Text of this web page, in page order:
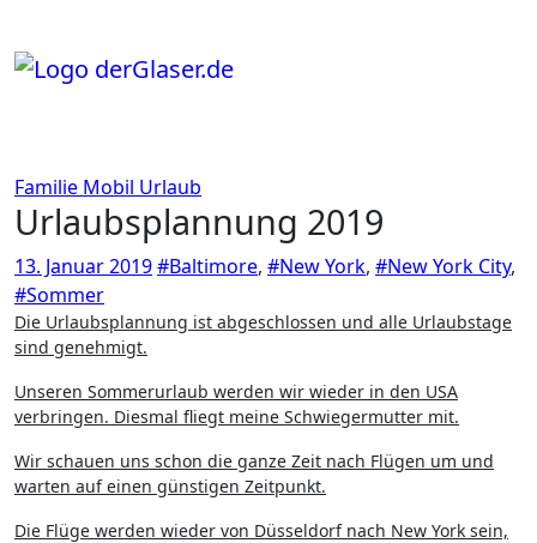
springen
Familie Mobil Urlaub
Urlaubsplannung 2019
13. Januar 2019#Baltimore, #New York, #New York City,
#Sommer
Die Urlaubsplannung ist abgeschlossen und alle Urlaubstage
sind genehmigt.
Unseren Sommerurlaub werden wir wieder in den USA
verbringen. Diesmal fliegt meine Schwiegermutter mit.
Wir schauen uns schon die ganze Zeit nach Flügen um und
warten auf einen günstigen Zeitpunkt.
Die Flüge werden wieder von Düsseldorf nach New York sein,